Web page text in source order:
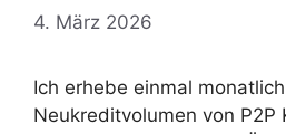
4. März 2026
Ich erhebe einmal
Neukreditvolumen von P2P